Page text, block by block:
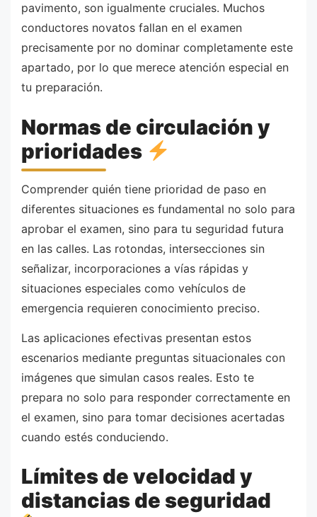
pavimento, son igualmente cruciales. Muchos
conductores novatos fallan en el examen
precisamente por no dominar completamente este
apartado, por lo que merece atención especial en
tu preparación.
Normas de circulación y
prioridades
Comprender quién tiene prioridad de paso en
diferentes situaciones es fundamental no solo para
aprobar el examen, sino para tu seguridad futura
en las calles. Las rotondas, intersecciones sin
señalizar, incorporaciones a vías rápidas y
situaciones especiales como vehículos de
emergencia requieren conocimiento preciso.
Las aplicaciones efectivas presentan estos
escenarios mediante preguntas situacionales con
imágenes que simulan casos reales. Esto te
prepara no solo para responder correctamente en
el examen, sino para tomar decisiones acertadas
cuando estés conduciendo.
Límites de velocidad y
distancias de seguridad